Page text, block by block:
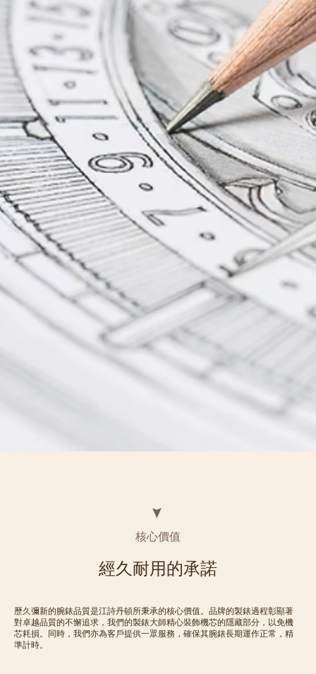
核心價值
經久耐用的承諾
歷久彌新的腕錶品質是江詩丹頓所秉承的核心價值。品牌的製錶過程彰顯著
對卓越品質的不懈追求，我們的製錶大師精心裝飾機芯的隱藏部分，以免機
芯耗損。同時，我們亦為客戶提供一眾服務，確保其腕錶長期運作正常，精
準計時。